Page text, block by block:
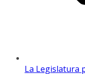
La Legislatura